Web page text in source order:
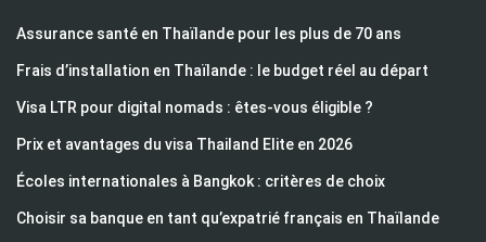
Assurance santé en Thaïlande pour les plus de 70 ans
Frais d’installation en Thaïlande : le budget réel au départ
Visa LTR pour digital nomads : êtes-vous éligible ?
Prix et avantages du visa Thailand Elite en 2026
Écoles internationales à Bangkok : critères de choix
Choisir sa banque en tant qu’expatrié français en Thaïlande